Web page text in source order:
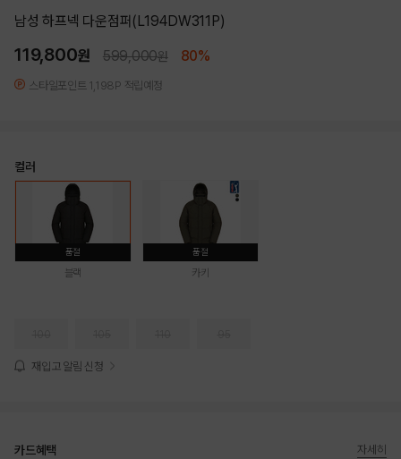
남성 하프넥 다운점퍼(L194DW311P)
119,800원 599,000원 80%
스타일포인트 1,198P 적립예정
컬러
품절
블랙
품절
카키
재입고 알림 신청
카드혜택
자세히